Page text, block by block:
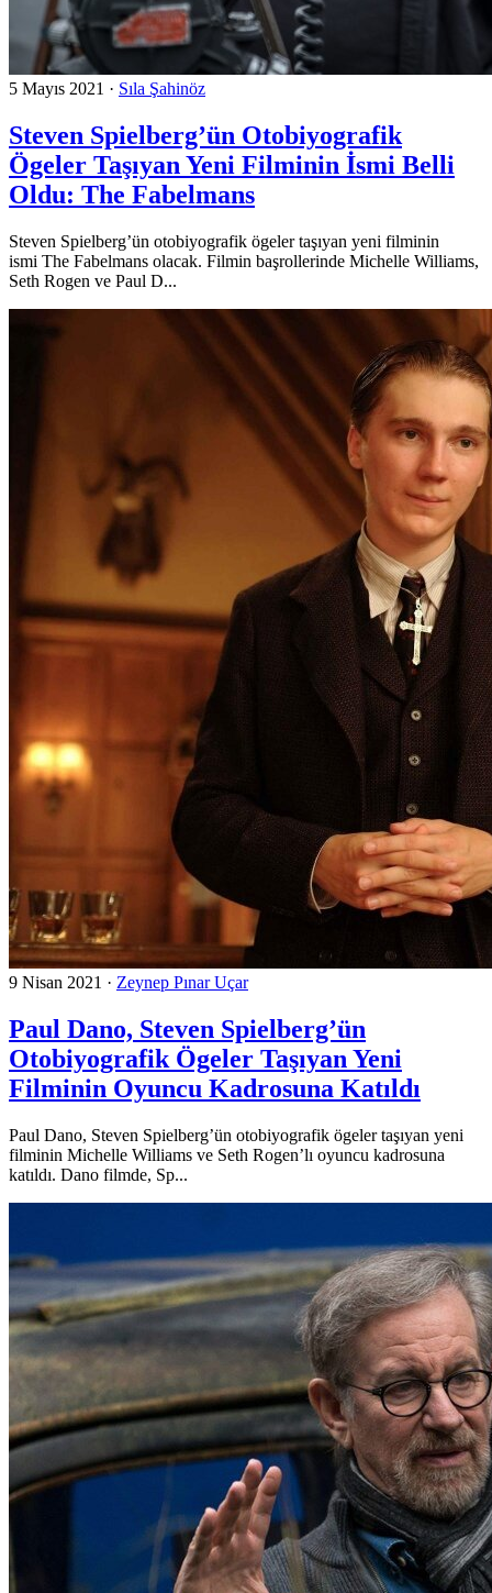
5 Mayıs 2021 · Sıla Şahinöz
Steven Spielberg’ün Otobiyografik
Ögeler Taşıyan Yeni Filminin İsmi Belli
Oldu: The Fabelmans
Steven Spielberg’ün otobiyografik ögeler taşıyan yeni filminin
ismi The Fabelmans olacak. Filmin başrollerinde Michelle Williams,
Seth Rogen ve Paul D...
9 Nisan 2021 · Zeynep Pınar Uçar
Paul Dano, Steven Spielberg’ün
Otobiyografik Ögeler Taşıyan Yeni
Filminin Oyuncu Kadrosuna Katıldı
Paul Dano, Steven Spielberg’ün otobiyografik ögeler taşıyan yeni
filminin Michelle Williams ve Seth Rogen’lı oyuncu kadrosuna
katıldı. Dano filmde, Sp...